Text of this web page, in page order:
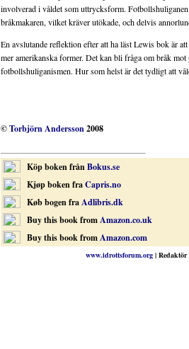
involverad i våldet som uttrycksform.
bråkmakaren, vilket kräver utökade, och delvis
En avslutande reflektion efter att ha läst Lewis bok är
mer amerikanska former. Det kan bli fråga om bråk
fotbollshuliganismen. Hur som helst är det tydligt att
©Torbjörn Andersson2008
Köp boken frånBokus.se
Kjøp boken fraCapris.no
Køb bogen fraAdlibris.dk
Buy this book fromAmazon.co.uk
Buy this book fromAmazon.com
www.idrottsforum.org| Redaktör